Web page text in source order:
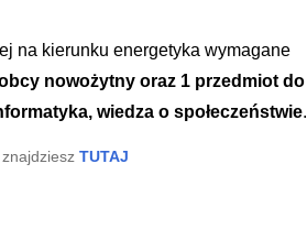
na kierunku energetyka wymagane
nowożytny oraz 1 przedmiot do
wiedza o społeczeństwie.
TUTAJ